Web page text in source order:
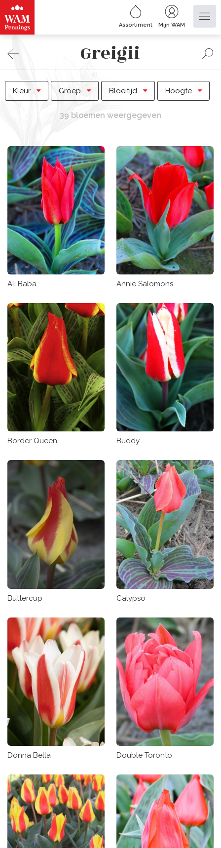
Assortiment Mijn WAM
Greigii
Kleur Groep Bloeitijd Hoogte
39 bloemen weergegeven
Ali Baba Annie Salomons
Border Queen Buddy
Buttercup Calypso
Donna Bella Double Toronto